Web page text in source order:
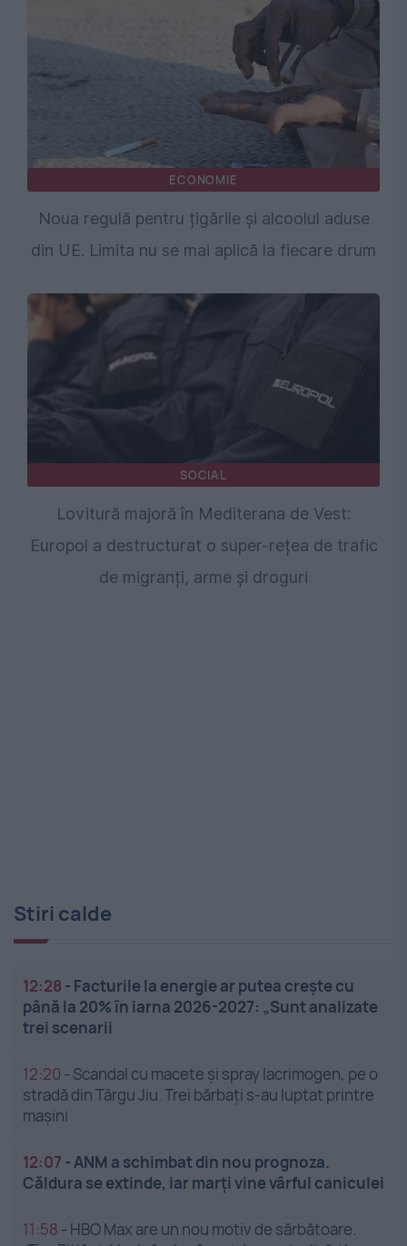
ECONOMIE
Noua regulă pentru țigările și alcoolul aduse
din UE. Limita nu se mai aplică la fiecare drum
SOCIAL
Lovitură majoră în Mediterana de Vest:
Europol a destructurat o super-rețea de trafic
de migranți, arme și droguri
Stiri calde
12:28 - Facturile la energie ar putea crește cu
până la 20% în iarna 2026-2027: „Sunt analizate
trei scenarii
12:20 - Scandal cu macete și spray lacrimogen, pe o
stradă din Târgu Jiu. Trei bărbați s-au luptat printre
mașini
12:07 - ANM a schimbat din nou prognoza.
Căldura se extinde, iar marți vine vârful caniculei
11:58 - HBO Max are un nou motiv de sărbătoare.